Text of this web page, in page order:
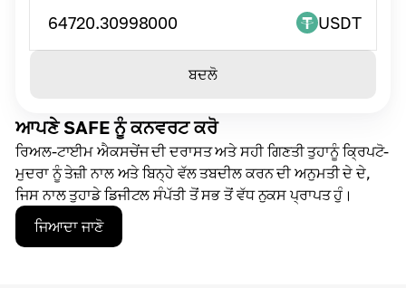
ਆਪਣੇ SAFE ਨੂੰ ਕਨਵਰਟ ਕਰੋ
ਰਿਅਲ-ਟਾਈਮ ਐਕਸਚੇਂਜ ਦੀ ਦਰਾਸਤ ਅਤੇ ਸਹੀ ਗਿਣਤੀ ਤੁਹਾਨੂੰ ਕ੍ਰਿਪਟੋ-
ਮੁਦਰਾ ਨੂੰ ਤੇਜ਼ੀ ਨਾਲ ਅਤੇ ਬਿਨ੍ਹੇ ਵੱਲ ਤਬਦੀਲ ਕਰਨ ਦੀ ਅਨੁਮਤੀ ਦੇ ਦੇ,
ਜਿਸ ਨਾਲ ਤੁਹਾਡੇ ਡਿਜੀਟਲ ਸੰਪੱਤੀ ਤੋਂ ਸਭ ਤੋਂ ਵੱਧ ਨੁਕਸ ਪ੍ਰਾਪਤ ਹੁੰ।
ਜਿਆਦਾ ਜਾਣੋ
64720.30998000 USDT
ਬਦਲੋ